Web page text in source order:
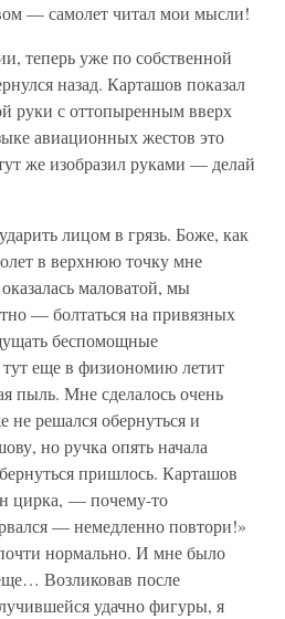
— самолет читал мои мысли!
теперь уже по собственной
назад. Карташов показал
руки с оттопыренным вверх
авиационных жестов это
же изобразил руками — делай
лицом в грязь. Боже, как
в верхнюю точку мне
маловатой, мы
— болтаться на привязных
беспомощные
еще в физиономию летит
пыль. Мне сделалось очень
решался обернуться и
но ручка опять начала
пришлось. Карташов
цирка, — почему-то
— немедленно повтори!»
нормально. И мне было
Возликовав после
удачно фигуры, я